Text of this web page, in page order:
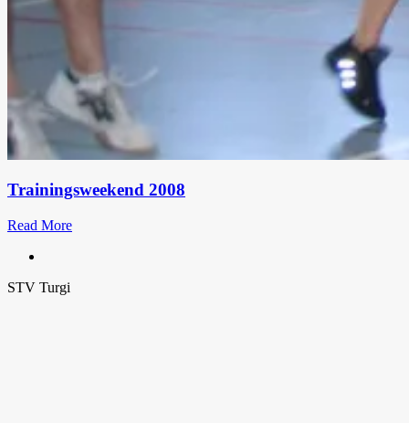
Trainingsweekend 2008
Read More
STV Turgi